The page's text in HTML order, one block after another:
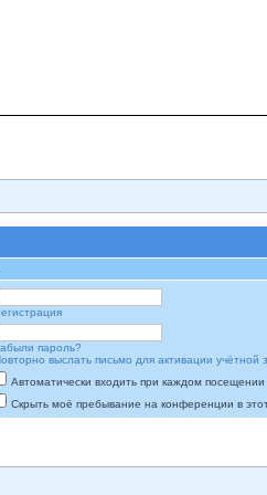
пароль?
выслать письмо для активации учётной
Автоматически входить при каждом посещении
Скрыть моё пребывание на конференции в